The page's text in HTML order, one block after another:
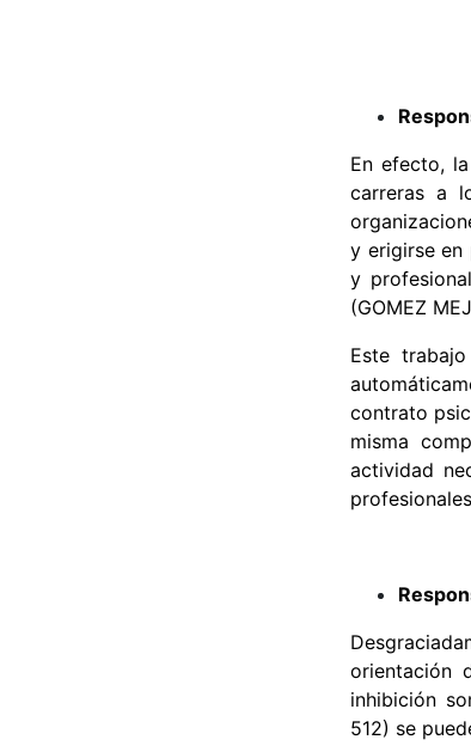
En efecto,
carreras a
y erigirse en
y
(GOMEZ
Este
contrato
misma
actividad
orientación
inhibición
512) se